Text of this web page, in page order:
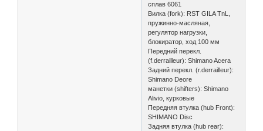
сплав 6061
Вилка (fork): RST GILA TnL,
пружинно-масляная,
регулятор нагрузки,
блокиратор, ход 100 мм
Передний перекл.
(f.derrailleur): Shimano Acera
Задний перекл. (r.derrailleur):
Shimano Deore
манетки (shifters): Shimano
Alivio, курковые
Передняя втулка (hub Front):
SHIMANO Disc
Задняя втулка (hub rear):